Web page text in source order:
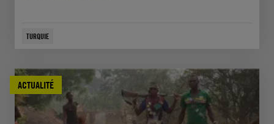
TURQUIE
ACTUALITÉ